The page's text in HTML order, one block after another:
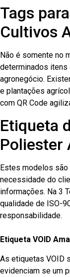
Tags
Cultivos
Não é somente no
determinados itens
agronegócio.
e plantações
com QR Code
Etiqueta
Poliester
Estes modelos
necessidade do
informações. Na 3
qualidade de ISO-
responsabilidade.
Etiqueta VOID
As etiquetas VOID
evidenciam se um